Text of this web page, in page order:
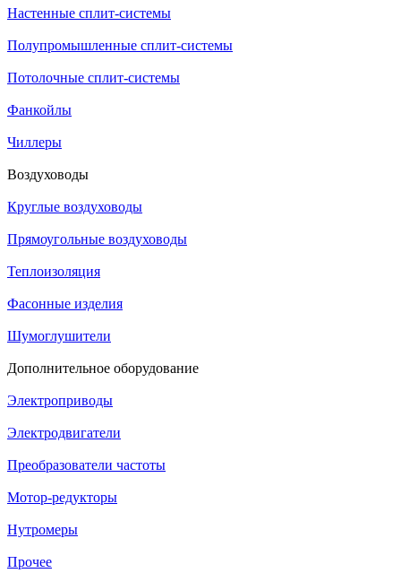
Настенные сплит-системы
Полупромышленные сплит-системы
Потолочные сплит-системы
Фанкойлы
Чиллеры
Воздуховоды
Круглые воздуховоды
Прямоугольные воздуховоды
Теплоизоляция
Фасонные изделия
Шумоглушители
Дополнительное оборудование
Электроприводы
Электродвигатели
Преобразователи частоты
Мотор-редукторы
Нутромеры
Прочее